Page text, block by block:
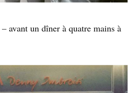
– avant un dîner à quatre mains à